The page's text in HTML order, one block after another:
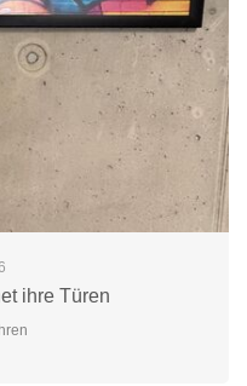
ihre Türen